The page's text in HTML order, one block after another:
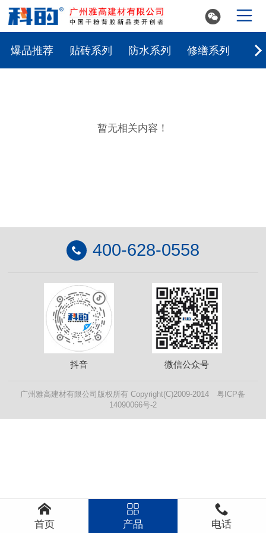
 
爆品推荐 贴砖系列 防水系列 修缮系列
暂无相关内容！
 400-628-0558
抖音 微信公众号
广州雅高建材有限公司版权所有 Copyright(C)2009-2014 粤ICP备
14090066号-2

首页

产品

电话